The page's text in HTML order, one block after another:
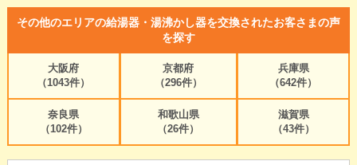
その他のエリアの給湯器・湯沸かし器を交換されたお客さまの声
を探す
大阪府
（1043件）
京都府
（296件）
兵庫県
（642件）
奈良県
（102件）
和歌山県
（26件）
滋賀県
（43件）